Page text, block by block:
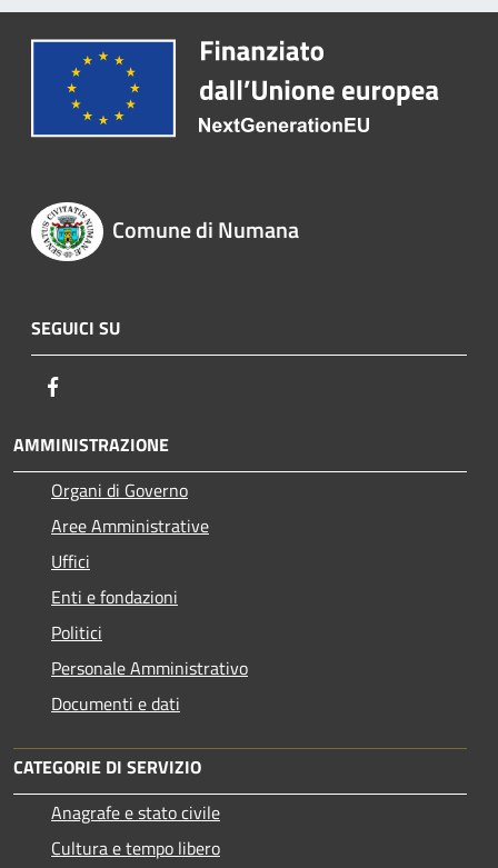
Comune di Numana
SEGUICI SU
AMMINISTRAZIONE
Organi di Governo
Aree Amministrative
Uffici
Enti e fondazioni
Politici
Personale Amministrativo
Documenti e dati
CATEGORIE DI SERVIZIO
Anagrafe e stato civile
Cultura e tempo libero